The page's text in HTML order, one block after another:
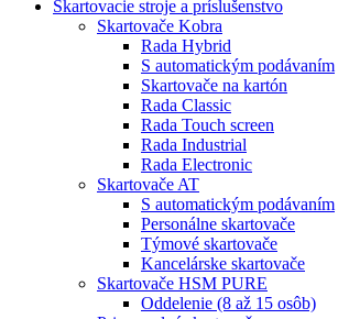
Skartovacie stroje a príslušenstvo
Skartovače Kobra
Rada Hybrid
S automatickým podávaním
Skartovače na kartón
Rada Classic
Rada Touch screen
Rada Industrial
Rada Electronic
Skartovače AT
S automatickým podávaním
Personálne skartovače
Týmové skartovače
Kancelárske skartovače
Skartovače HSM PURE
Oddelenie (8 až 15 osôb)